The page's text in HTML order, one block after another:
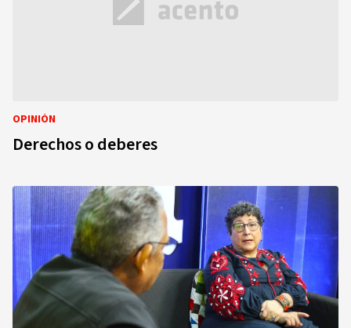
OPINIÓN
Derechos o deberes